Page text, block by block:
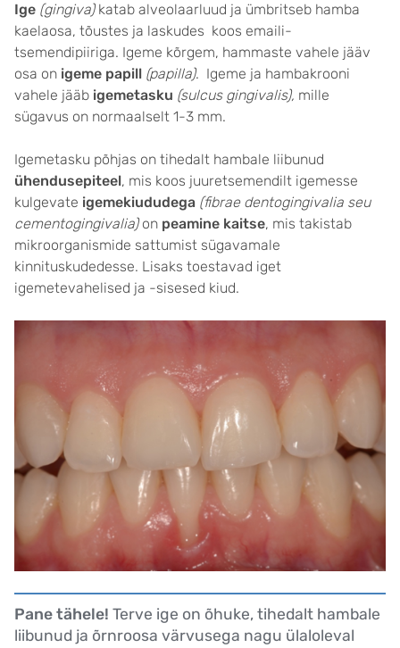
Ige (gingiva) katab alveolaarluud ja ümbritseb hamba
kaelaosa, tõustes ja laskudes koos emaili-
tsemendipiiriga. Igeme kõrgem, hammaste vahele jääv
osa on igeme papill (papilla). Igeme ja hambakrooni
vahele jääb igemetasku (sulcus gingivalis), mille
sügavus on normaalselt 1-3 mm.
Igemetasku põhjas on tihedalt hambale liibunud
ühendusepiteel, mis koos juuretsemendilt igemesse
kulgevate igemekiududega (fibrae dentogingivalia seu
cementogingivalia)on peamine kaitse, mis takistab
mikroorganismide sattumist sügavamale
kinnituskudedesse. Lisaks toestavad iget
igemetevahelised ja -sisesed kiud.
Pane tähele! Terve ige on õhuke, tihedalt hambale
liibunud ja õrnroosa värvusega nagu ülaloleval